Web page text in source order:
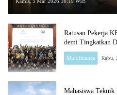
Ratusan Pekerja
demi Tingkatkan
Multifinance
Mahasiswa